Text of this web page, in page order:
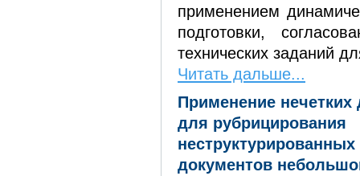
применением
подготовки,
технических заданий
Читать дальше...
Применение
для рубрицирования
документов